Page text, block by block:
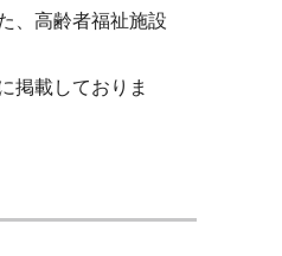
、高齢者福祉施設
掲載しておりま